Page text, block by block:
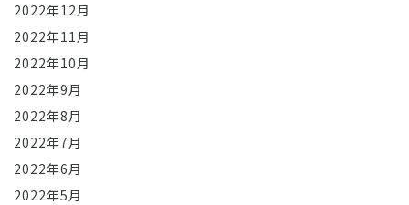
2022年12月
2022年11月
2022年10月
2022年9月
2022年8月
2022年7月
2022年6月
2022年5月